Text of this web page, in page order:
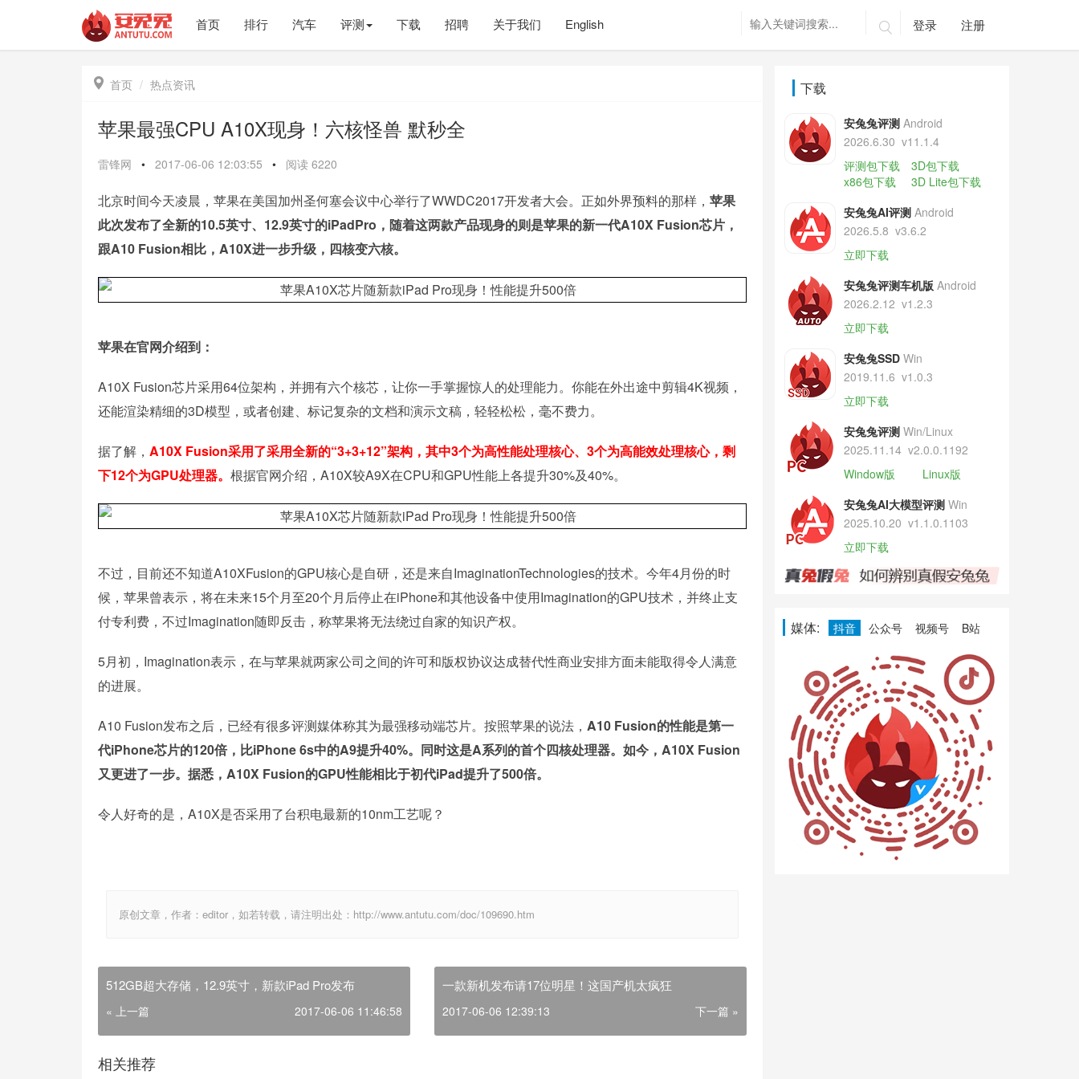
首页 排行 汽车 评测 下载 招聘 关于我们 English  登录 注册
 首页 热点资讯
苹果最强CPU A10X现身！六核怪兽 默秒全
雷锋网 • 2017-06-06 12:03:55 • 阅读 6220
北京时间今天凌晨，苹果在美国加州圣何塞会议中心举行了WWDC2017开发者大会。正如外界预料的那样， 苹果
此次发布了全新的10.5英寸、12.9英寸的iPadPro，随着这两款产品现身的则是苹果的新一代A10X Fusion芯片，
跟A10 Fusion相比，A10X进一步升级，四核变六核。
苹果在官网介绍到：
A10X Fusion芯片采用64位架构，并拥有六个核芯，让你一手掌握惊人的处理能力。你能在外出途中剪辑4K视频，
还能渲染精细的3D模型，或者创建、标记复杂的文档和演示文稿，轻轻松松，毫不费力。
据了解， A10X Fusion采用了采用全新的“3+3+12”架构，其中3个为高性能处理核心、3个为高能效处理核心，剩
下12个为GPU处理器。 根据官网介绍，A10X较A9X在CPU和GPU性能上各提升30%及40%。
不过，目前还不知道A10XFusion的GPU核心是自研，还是来自ImaginationTechnologies的技术。今年4月份的时
候，苹果曾表示，将在未来15个月至20个月后停止在iPhone和其他设备中使用Imagination的GPU技术，并终止支
付专利费，不过Imagination随即反击，称苹果将无法绕过自家的知识产权。
5月初，Imagination表示，在与苹果就两家公司之间的许可和版权协议达成替代性商业安排方面未能取得令人满意
的进展。
A10 Fusion发布之后，已经有很多评测媒体称其为最强移动端芯片。按照苹果的说法， A10 Fusion的性能是第一
代iPhone芯片的120倍，比iPhone 6s中的A9提升40%。同时这是A系列的首个四核处理器。如今，A10X Fusion
又更进了一步。据悉，A10X Fusion的GPU性能相比于初代iPad提升了500倍。
令人好奇的是，A10X是否采用了台积电最新的10nm工艺呢？
原创文章，作者：editor，如若转载，请注明出处：http://www.antutu.com/doc/109690.htm
512GB超大存储，12.9英寸，新款iPad Pro发布
« 上一篇 2017-06-06 11:46:58
一款新机发布请17位明星！这国产机太疯狂
2017-06-06 12:39:13 下一篇 »
相关推荐
下载
安兔兔评测 Android
2026.6.30 v11.1.4
评测包下载
3D包下载
x86包下载
3D Lite包下载
安兔兔AI评测 Android
2026.5.8 v3.6.2
立即下载
安兔兔评测车机版 Android
2026.2.12 v1.2.3
立即下载
安兔兔SSD Win
2019.11.6 v1.0.3
立即下载
安兔兔评测 Win/Linux
2025.11.14 v2.0.0.1192
Window版
Linux版
安兔兔AI大模型评测 Win
2025.10.20 v1.1.0.1103
立即下载
媒体: 抖音 公众号 视频号 B站